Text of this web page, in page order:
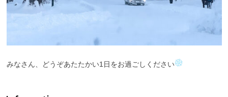
みなさん、どうぞあたたかい1日をお過ごしください